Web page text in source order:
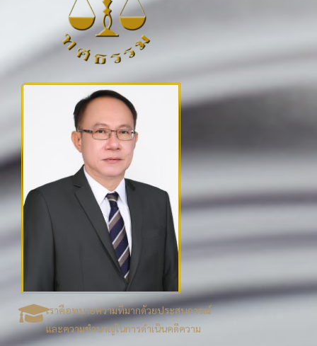
เราคือทนายความที่มากด้วยประสบการณ์
และความชำนาญในการดำเนินคดีความ